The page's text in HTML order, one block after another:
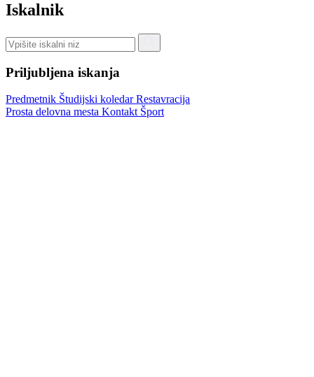
Iskalnik
Priljubljena iskanja
Predmetnik Študijski koledarRestavracija
Prosta delovna mesta Kontakt Šport